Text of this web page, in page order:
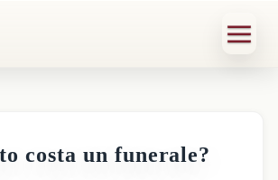
costa un funerale?